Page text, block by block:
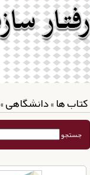
کتاب ها » دانشگاهی
جستجو